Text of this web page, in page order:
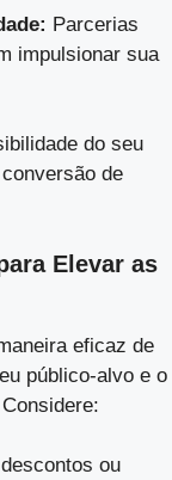
Parcerias
impulsionar sua
do seu
de
Elevar as
eficaz de
público-alvo e o
ou